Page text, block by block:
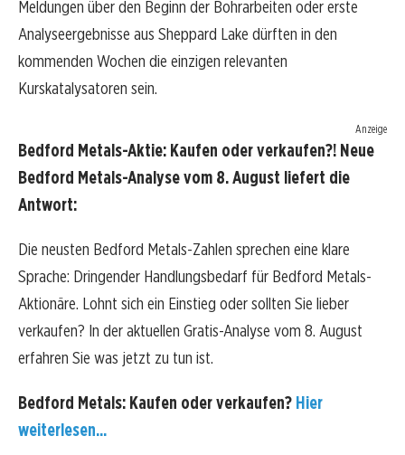
Meldungen über den Beginn der Bohrarbeiten oder erste
Analyseergebnisse aus Sheppard Lake dürften in den
kommenden Wochen die einzigen relevanten
Kurskatalysatoren sein.
Anzeige
Bedford Metals-Aktie: Kaufen oder verkaufen?! Neue
Bedford Metals-Analyse vom 8. August liefert die
Antwort:
Die neusten Bedford Metals-Zahlen sprechen eine klare
Sprache: Dringender Handlungsbedarf für Bedford Metals-
Aktionäre. Lohnt sich ein Einstieg oder sollten Sie lieber
verkaufen? In der aktuellen Gratis-Analyse vom 8. August
erfahren Sie was jetzt zu tun ist.
Bedford Metals: Kaufen oder verkaufen? Hier
weiterlesen...